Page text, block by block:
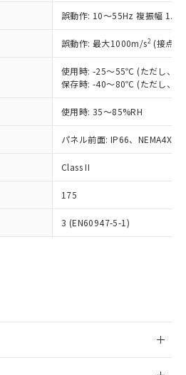
誤動作: 10～55Hz 複振幅
誤動作: 最大1000m/s2 (接点
使用時: -25～55℃ (ただし、氷
保存時: -40～80℃ (ただし、氷
使用時: 35～85%RH
パネル前面: IP66、NEMA4X,
Class II
175
3 (EN60947-5-1)
状況および標準価格はお客
先、またはお客様担当のオ
機器販売店・当社販売員に
御機器販売店や当社販売拠
ネットワーク
」をご確認
よび標準価格結果を当社の
うお願いします。
機能（部品リスト作成サー
用いただくには、I-Web
ご登録されている必要が
ウェブサイト上で当社にご
品リストについて、当社
関して"
の「1.共同利
以下、フタル酸ジブチル
下、フタル酸ジイソブチル
用監視および制御機器に対する
４物質については閾値を超える意
を確認しています。
え状況などにより、予定
があります。
書ダウンロード
明書（当社基準）
時点で非含有を証明す
って非含有を証明する
ル) : 1000ppm、 DIBP(フタル酸ジ
、 BBP(フタル酸ブチルベンジ
（10物質）のすべてが基
とを示します。
用状況下において有害物
、環境に深刻な影響を
意味します。
。当社販売部門へお問
るなど、違法に輸出されな
な手段を講じます。
製品を、核兵器、ミサイ
器、生物兵器またはその他
これらの製造装置等に一切
社製品を第三者に販売する
記1、2および3の内容を当
通知します。また当社は、
び販売に係わる関係者が違
おそれがある場合は、取
し(最新の在庫状況につ
、お客様のお取引先、ま
客様担当のオムロン制御
売店・当社販売員にご確
産機種、また在庫状況の
公開していない機種